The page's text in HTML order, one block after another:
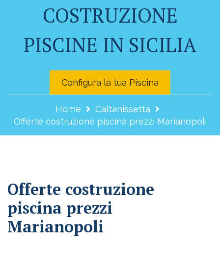
COSTRUZIONE
PISCINE IN SICILIA
Configura la tua Piscina
Home
Caltanissetta
Offerte costruzione piscina prezzi Marianopoli
Offerte costruzione
piscina prezzi
Marianopoli